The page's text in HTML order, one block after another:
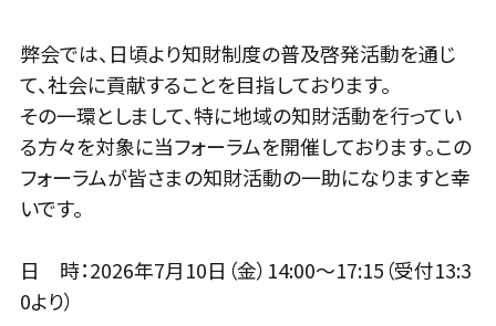
弊会では、日頃より知財制度の普及啓発活動を通じ
て、社会に貢献することを目指しております。
その一環としまして、特に地域の知財活動を行ってい
る方々を対象に当フォーラムを開催しております。この
フォーラムが皆さまの知財活動の一助になりますと幸
いです。
日 時：2026年7月10日（金）14:00～17:15（受付13:3
0より）